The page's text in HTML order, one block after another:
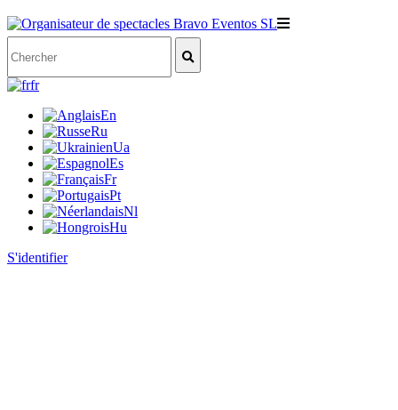
fr
En
Ru
Ua
Es
Fr
Pt
Nl
Hu
S'identifier